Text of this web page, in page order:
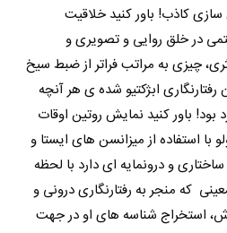
کاذب! باور کنید خلاقیت
در خلق روایی و تصویری و
چیزی به مراتب فراتر از ضبط سیخ
ابژکتیو شده ی هر آنچه
باور کنید نمایش روتین اوقات
استفاده از میزانسن های ایستا و
و درونمایه ای دارد با لحظه
که منجر به رفتارنگاری درونی و
استخراج شناسه های او در جهت